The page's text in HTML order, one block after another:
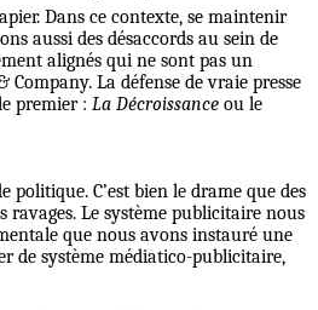
Dans ce contexte, se maintenir
aussi des désaccords au sein de
alignés qui ne sont pas un
La défense de vraie presse
premier : La Décroissance ou le
C’est bien le drame que des
Le système publicitaire nous
que nous avons instauré une
de système médiatico-publicitaire,